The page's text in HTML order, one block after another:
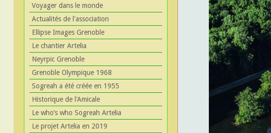
Voyager dans le monde
Actualités de l'association
Ellipse Images Grenoble
Le chantier Artelia
Neyrpic Grenoble
Grenoble Olympique 1968
Sogreah a été créée en 1955
Historique de l'Amicale
Le who’s who Sogreah Artelia
Le projet Artelia en 2019